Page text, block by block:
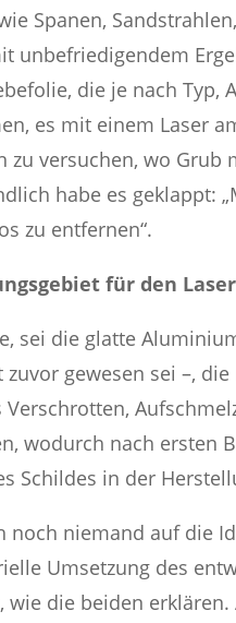
Spanen,
unbefriedigendem
die je nach Typ,
es mit einem Laser
zu versuchen, wo
habe es geklappt:
zu entfernen“.
für den Laser
sei die glatte
zuvor gewesen sei –,
Verschrotten,
wodurch nach ersten
Schildes in der
noch niemand auf die
Umsetzung des
wie die beiden